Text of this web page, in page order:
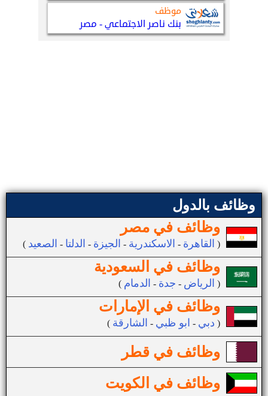
وظائف بالدول
وظائف في مصر
( القاهرة - الاسكندرية - الجيزة - الدلتا - الصعيد )
وظائف في السعودية
( الرياض - جدة - الدمام )
وظائف في الإمارات
( دبي - ابو ظبي - الشارقة )
وظائف في قطر
وظائف في الكويت